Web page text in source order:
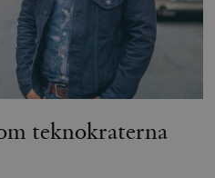
teknokraterna